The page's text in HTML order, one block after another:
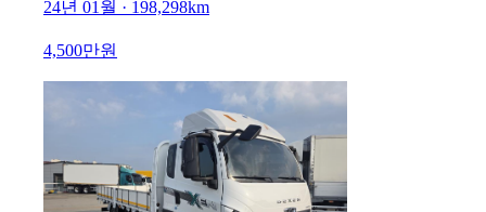
24년 01월 · 198,298km
4,500만원